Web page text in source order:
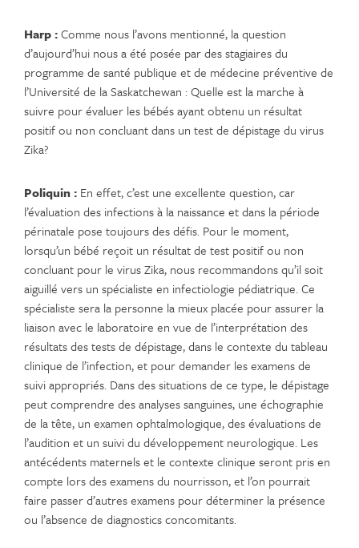
Harp :Comme nous l’avons mentionné, la question
d’aujourd’hui nous a été posée par des stagiaires du
programme de santé publique et de médecine préventive de
l’Université de la Saskatchewan : Quelle est la marche à
suivre pour évaluer les bébés ayant obtenu un résultat
positif ou non concluant dans un test de dépistage du virus
Zika?
Poliquin : En effet, c’est une excellente question, car
l’évaluation des infections à la naissance et dans la période
périnatale pose toujours des défis. Pour le moment,
lorsqu’un bébé reçoit un résultat de test positif ou non
concluant pour le virus Zika, nous recommandons qu’il soit
aiguillé vers un spécialiste en infectiologie pédiatrique. Ce
spécialiste sera la personne la mieux placée pour assurer la
liaison avec le laboratoire en vue de l’interprétation des
résultats des tests de dépistage, dans le contexte du tableau
clinique de l’infection, et pour demander les examens de
suivi appropriés. Dans des situations de ce type, le dépistage
peut comprendre des analyses sanguines, une échographie
de la tête, un examen ophtalmologique, des évaluations de
l’audition et un suivi du développement neurologique. Les
antécédents maternels et le contexte clinique seront pris en
compte lors des examens du nourrisson, et l’on pourrait
faire passer d’autres examens pour déterminer la présence
ou l’absence de diagnostics concomitants.